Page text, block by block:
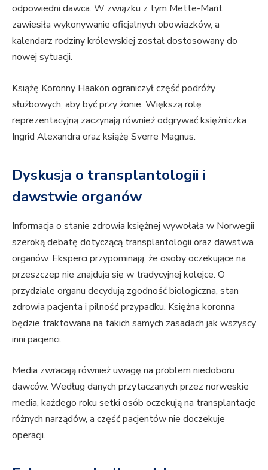
odpowiedni dawca. W związku z tym Mette-Marit
zawiesiła wykonywanie oficjalnych obowiązków, a
kalendarz rodziny królewskiej został dostosowany do
nowej sytuacji.
Książę Koronny Haakon ograniczył część podróży
służbowych, aby być przy żonie. Większą rolę
reprezentacyjną zaczynają również odgrywać księżniczka
Ingrid Alexandra oraz książę Sverre Magnus.
Dyskusja o transplantologii i
dawstwie organów
Informacja o stanie zdrowia księżnej wywołała w Norwegii
szeroką debatę dotyczącą transplantologii oraz dawstwa
organów. Eksperci przypominają, że osoby oczekujące na
przeszczep nie znajdują się w tradycyjnej kolejce. O
przydziale organu decydują zgodność biologiczna, stan
zdrowia pacjenta i pilność przypadku. Księżna koronna
będzie traktowana na takich samych zasadach jak wszyscy
inni pacjenci.
Media zwracają również uwagę na problem niedoboru
dawców. Według danych przytaczanych przez norweskie
media, każdego roku setki osób oczekują na transplantacje
różnych narządów, a część pacjentów nie doczekuje
operacji.